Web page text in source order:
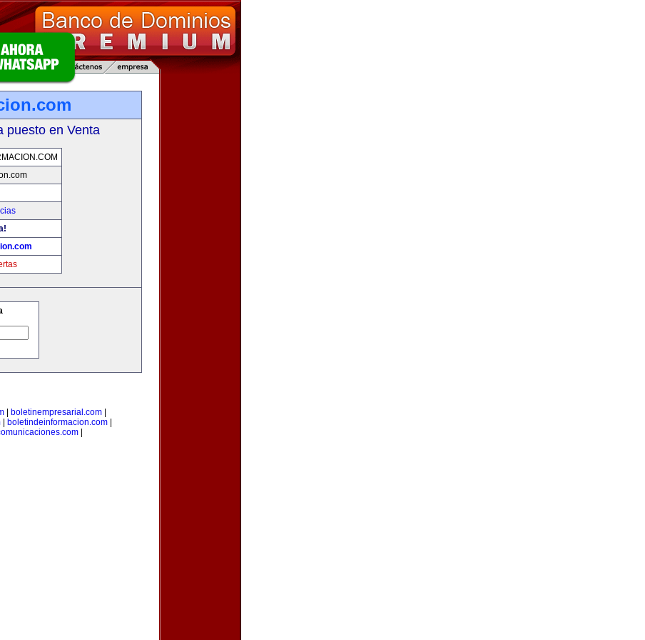
puesto en Venta
| boletinempresarial.com|
boletindeinformacion.com